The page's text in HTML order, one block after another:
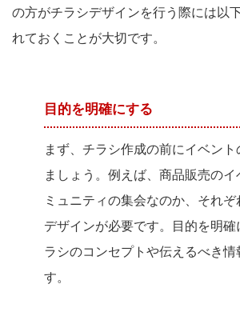
の方がチラシデザインを行う際には以
れておくことが大切です。
目的を明確にする
まず、チラシ作成の前にイベン
ましょう。例えば、商品販売の
ミュニティの集会なのか、それ
デザインが必要です。目的を明
ラシのコンセプトや伝えるべき情
す。